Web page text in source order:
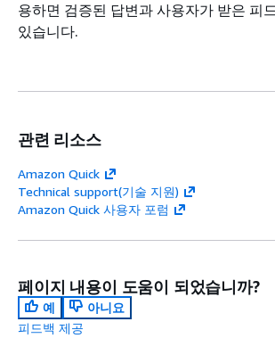
용하면 검증된 답변과 사용자가 받은 피
있습니다.
관련 리소스
Amazon Quick
Technical support(기술 지원)
Amazon Quick 사용자 포럼
페이지 내용이 도움이 되었습니까?
예
아니요
피드백 제공